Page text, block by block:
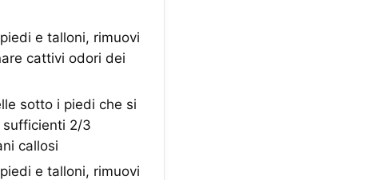
e talloni, rimuovi
cattivi odori dei
sotto i piedi che si
sufficienti 2/3
callosi
e talloni, rimuovi